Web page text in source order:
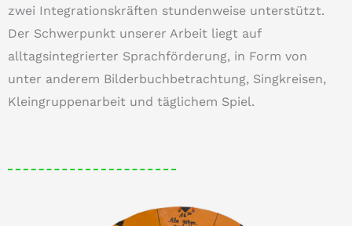
zwei Integrationskräften stundenweise unterstützt.
Der Schwerpunkt unserer Arbeit liegt auf
alltagsintegrierter Sprachförderung, in Form von
unter anderem Bilderbuchbetrachtung, Singkreisen,
Kleingruppenarbeit und täglichem Spiel.